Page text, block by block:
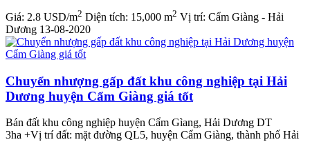
Giá: 2.8 USD/m2 Diện tích: 15,000 m2 Vị trí: Cẩm Giàng - Hải
Dương 13-08-2020
Chuyển nhượng gấp đất khu công nghiệp tại Hải
Dương huyện Cẩm Giàng giá tốt
Bán đất khu công nghiệp huyện Cẩm Gìang, Hải Dương DT
3ha +Vị trí đất: mặt đường QL5, huyện Cẩm Giàng, thành phố Hải